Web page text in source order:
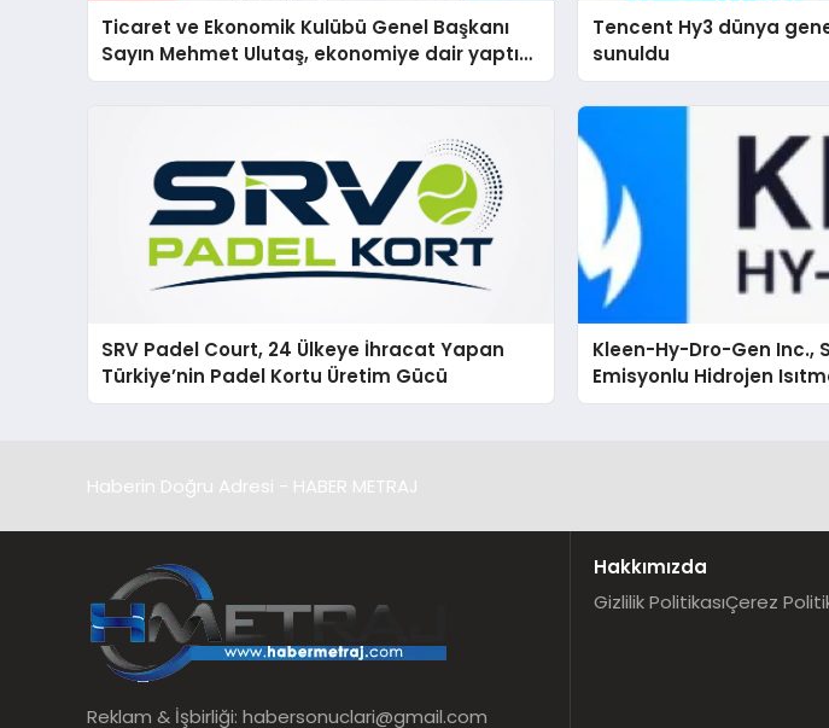
Ticaret ve Ekonomik Kulübü Genel Başkanı
Sayın Mehmet Ulutaş, ekonomiye dair yaptığı
açıklamada şunları kaydetti:
Tencent Hy3 dünya
sunuldu
SRV Padel Court, 24 Ülkeye İhracat Yapan
Türkiye’nin Padel Kortu Üretim Gücü
Kleen-Hy-Dro-Gen Inc.,
Emisyonlu Hidrojen
ve TSSA Düzenleyici
Haberin Doğru Adresi - HABER METRAJ
Reklam & İşbirliği: habersonuclari@gmail.com
Hakkımızda
Gizlilik PolitikasıÇerez